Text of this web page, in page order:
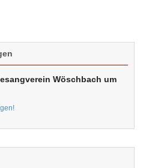
Wöschbach um